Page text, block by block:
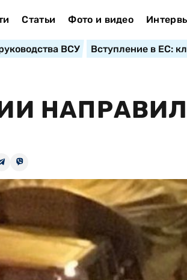
Статьи Фото и видео
ВСУ Вступление в ЕС: